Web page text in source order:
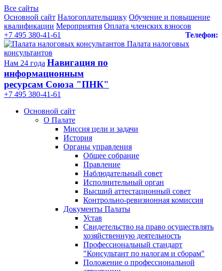
Все сайты
Основной сайт Налогоплательщику Обучение и повышение
квалификации Мероприятия Оплата членских взносов
Телефон:
+7 495 380-41-61
Палата налоговых
консультантов
Нам 24 года Навигация по
информационным
ресурсам Союза "ПНК"
+7 495 380‑41‑61
Основной сайт
О Палате
Миссия цели и задачи
История
Органы управления
Общее собрание
Правление
Наблюдательный совет
Исполнительный орган
Высший аттестационный совет
Контрольно-ревизионная комиссия
Документы Палаты
Устав
Свидетельство на право осуществлять
хозяйственную деятельность
Профессиональный стандарт
"Консультант по налогам и сборам"
Положение о профессиональной